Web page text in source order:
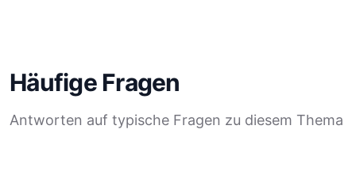
Häufige Fragen
Antworten auf typische Fragen zu diesem Thema